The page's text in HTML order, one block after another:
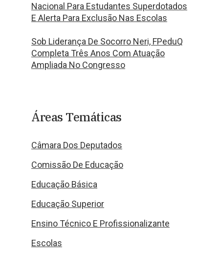
Nacional Para Estudantes Superdotados
E Alerta Para Exclusão Nas Escolas
Sob Liderança De Socorro Neri, FPeduQ
Completa Três Anos Com Atuação
Ampliada No Congresso
Áreas Temáticas
Câmara Dos Deputados
Comissão De Educação
Educação Básica
Educação Superior
Ensino Técnico E Profissionalizante
Escolas